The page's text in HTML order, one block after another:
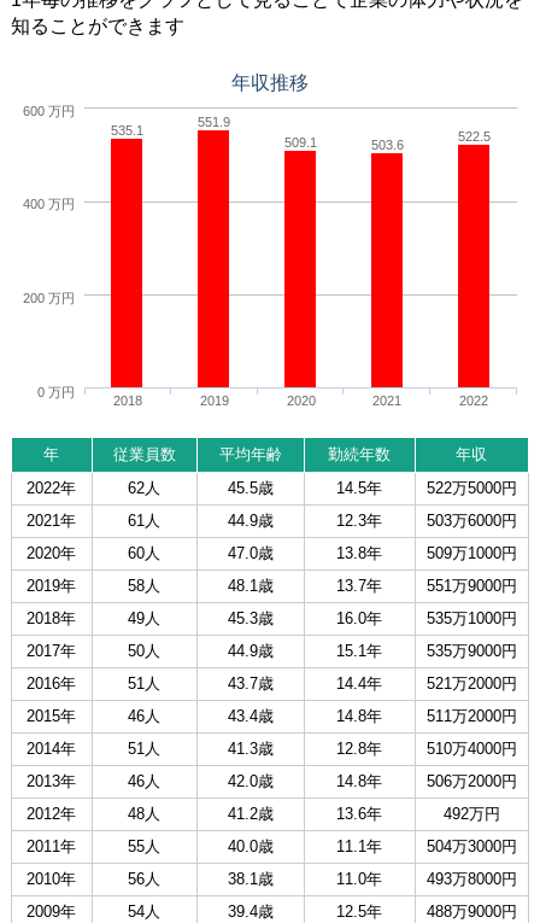
知ることができます
年収推移
535.1
551.9
509.1
503.6
522.5
2018 2019 2020 2021 2022
0 万円
200 万円
400 万円
600 万円
年 従業員数 平均年齢 勤続年数
年収
2022年
62人 45.5歳 14.5年
522万5000円
2021年
61人 44.9歳 12.3年
503万6000円
2020年
60人 47.0歳 13.8年
509万1000円
2019年
58人 48.1歳 13.7年
551万9000円
2018年
49人 45.3歳 16.0年
535万1000円
2017年
50人 44.9歳 15.1年
535万9000円
2016年
51人 43.7歳 14.4年
521万2000円
2015年
46人 43.4歳 14.8年
511万2000円
2014年
51人 41.3歳 12.8年
510万4000円
2013年
46人 42.0歳 14.8年
506万2000円
2012年
48人 41.2歳 13.6年
492万円
2011年
55人 40.0歳 11.1年
504万3000円
2010年
56人 38.1歳 11.0年
493万8000円
2009年
54人 39.4歳 12.5年 488万9000円